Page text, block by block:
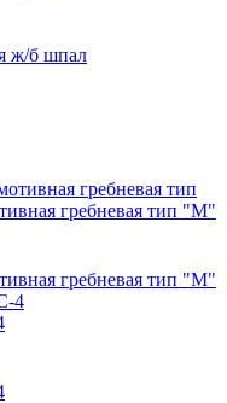
ж/б шпал
гребневая тип "М"
гребневая тип "М"